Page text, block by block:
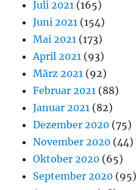
Juli 2021 (165)
Juni 2021 (154)
Mai 2021 (173)
April 2021 (93)
März 2021 (92)
Februar 2021 (88)
Januar 2021 (82)
Dezember 2020 (75)
November 2020 (44)
Oktober 2020 (65)
September 2020 (95)